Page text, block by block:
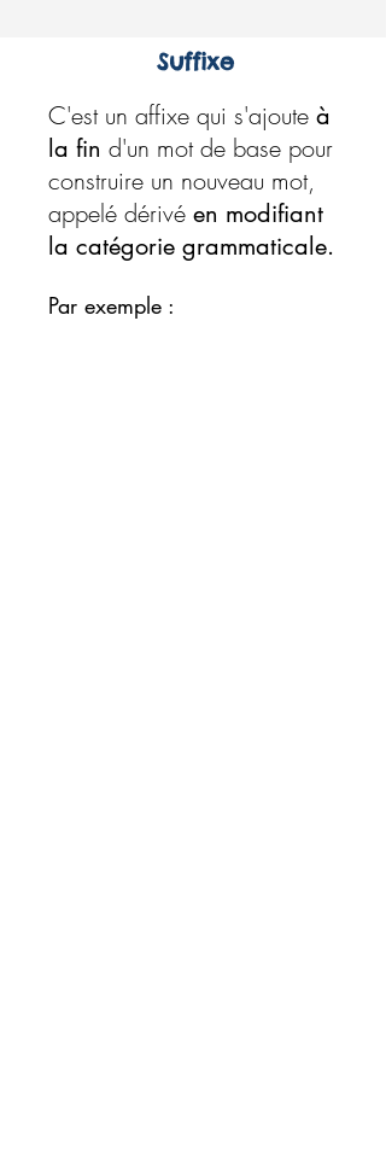
Suffixe
C'est un affixe qui s'ajoute à
la fin d'un mot de base pour
construire un nouveau mot,
appelé dérivé en modifiant
la catégorie grammaticale.
Par exemple :